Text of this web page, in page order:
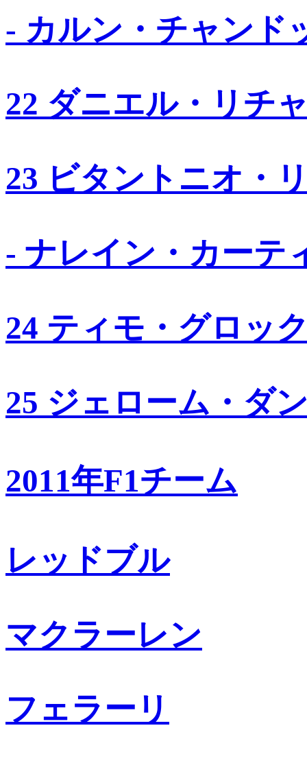
- カルン・チャンド
22 ダニエル・リチ
23 ビタントニオ・
- ナレイン・カーテ
24 ティモ・グロッ
25 ジェローム・ダ
2011年F1チーム
レッドブル
マクラーレン
フェラーリ